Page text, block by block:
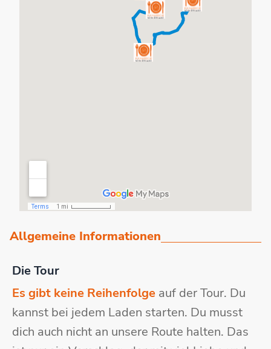
Allgemeine Informationen
Die Tour
Es gibt keine Reihenfolge auf der Tour. Du
kannst bei jedem Laden starten. Du musst
dich auch nicht an unsere Route halten. Das